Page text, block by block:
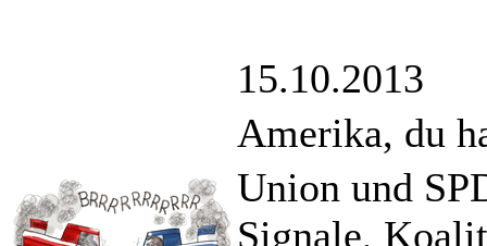
15.10.2013
Amerika, du
Union und
Signale,